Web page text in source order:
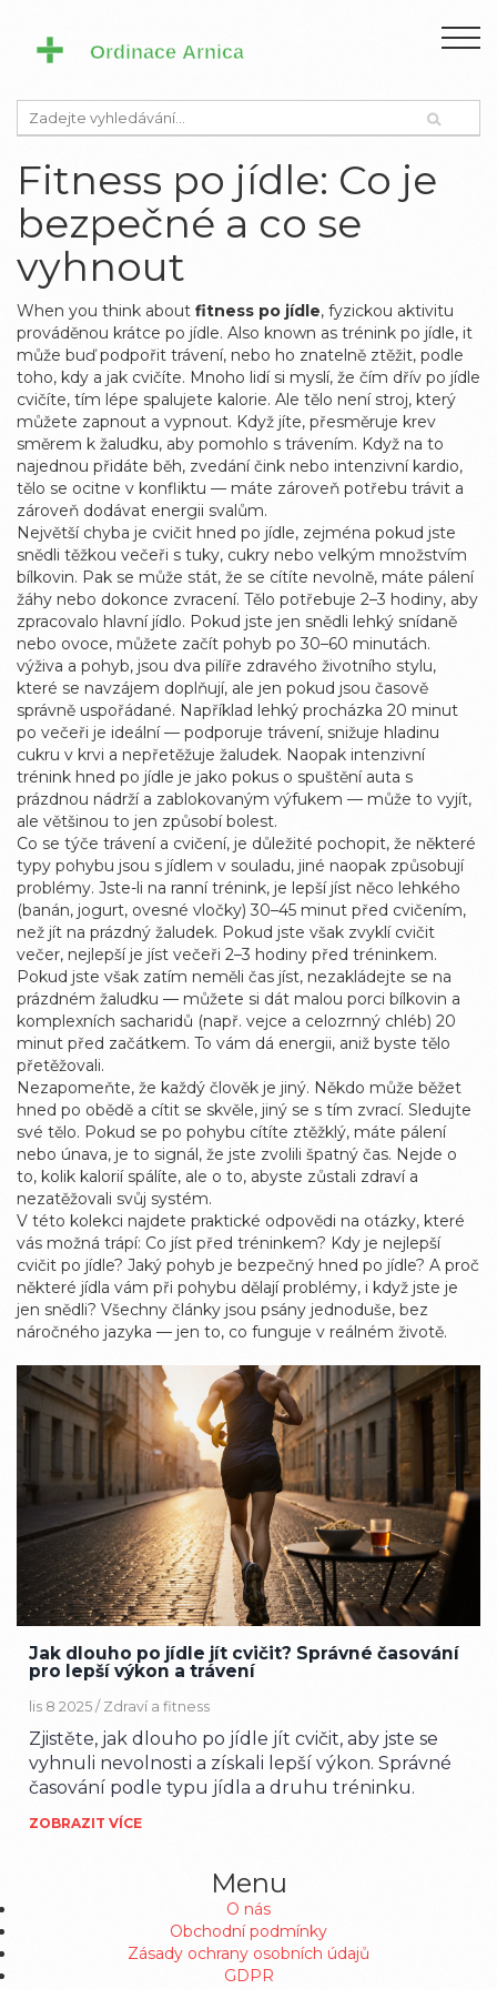
Fitness po jídle: Co je
bezpečné a co se
vyhnout
When you think about fitness po jídle, fyzickou aktivitu
prováděnou krátce po jídle. Also known as trénink po jídle, it
může buď podpořit trávení, nebo ho znatelně ztěžit, podle
toho, kdy a jak cvičíte. Mnoho lidí si myslí, že čím dřív po jídle
cvičíte, tím lépe spalujete kalorie. Ale tělo není stroj, který
můžete zapnout a vypnout. Když jíte, přesměruje krev
směrem k žaludku, aby pomohlo s trávením. Když na to
najednou přidáte běh, zvedání čink nebo intenzivní kardio,
tělo se ocitne v konfliktu — máte zároveň potřebu trávit a
zároveň dodávat energii svalům.
Největší chyba je cvičit hned po jídle, zejména pokud jste
snědli těžkou večeři s tuky, cukry nebo velkým množstvím
bílkovin. Pak se může stát, že se cítíte nevolně, máte pálení
žáhy nebo dokonce zvracení. Tělo potřebuje 2–3 hodiny, aby
zpracovalo hlavní jídlo. Pokud jste jen snědli lehký snídaně
nebo ovoce, můžete začít pohyb po 30–60 minutách.
výživa a pohyb, jsou dva pilíře zdravého životního stylu,
které se navzájem doplňují, ale jen pokud jsou časově
správně uspořádané. Například lehký procházka 20 minut
po večeři je ideální — podporuje trávení, snižuje hladinu
cukru v krvi a nepřetěžuje žaludek. Naopak intenzivní
trénink hned po jídle je jako pokus o spuštění auta s
prázdnou nádrží a zablokovaným výfukem — může to vyjít,
ale většinou to jen způsobí bolest.
Co se týče trávení a cvičení, je důležité pochopit, že některé
typy pohybu jsou s jídlem v souladu, jiné naopak způsobují
problémy. Jste-li na ranní trénink, je lepší jíst něco lehkého
(banán, jogurt, ovesné vločky) 30–45 minut před cvičením,
než jít na prázdný žaludek. Pokud jste však zvyklí cvičit
večer, nejlepší je jíst večeři 2–3 hodiny před tréninkem.
Pokud jste však zatím neměli čas jíst, nezakládejte se na
prázdném žaludku — můžete si dát malou porci bílkovin a
komplexních sacharidů (např. vejce a celozrnný chléb) 20
minut před začátkem. To vám dá energii, aniž byste tělo
přetěžovali.
Nezapomeňte, že každý člověk je jiný. Někdo může běžet
hned po obědě a cítit se skvěle, jiný se s tím zvrací. Sledujte
své tělo. Pokud se po pohybu cítíte ztěžklý, máte pálení
nebo únava, je to signál, že jste zvolili špatný čas. Nejde o
to, kolik kalorií spálíte, ale o to, abyste zůstali zdraví a
nezatěžovali svůj systém.
V této kolekci najdete praktické odpovědi na otázky, které
vás možná trápí: Co jíst před tréninkem? Kdy je nejlepší
cvičit po jídle? Jaký pohyb je bezpečný hned po jídle? A proč
některé jídla vám při pohybu dělají problémy, i když jste je
jen snědli? Všechny články jsou psány jednoduše, bez
náročného jazyka — jen to, co funguje v reálném životě.
Jak dlouho po jídle jít cvičit? Správné časování
pro lepší výkon a trávení
lis 8 2025 / Zdraví a fitness
Zjistěte, jak dlouho po jídle jít cvičit, aby jste se
vyhnuli nevolnosti a získali lepší výkon. Správné
časování podle typu jídla a druhu tréninku.
ZOBRAZIT VÍCE
Menu
O nás
Obchodní podmínky
Zásady ochrany osobních údajů
GDPR